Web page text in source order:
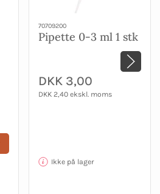
70709200
Pipette 0-3 ml 1 stk
DKK 3,00
DKK 2,40 ekskl. moms
Ikke på lager